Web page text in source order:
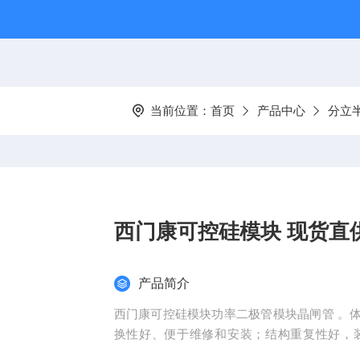
当前位置： 首页 产品中心 分立
西门康可控硅模块 现货直
产品简介
西门康可控硅模块功率二极管模块晶闸管 。
换性好、便于维修和安装；结构重复性好